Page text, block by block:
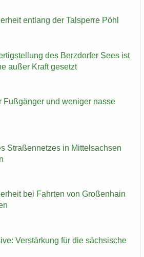
ent­lang der Tal­sper­re Pöhl
des Berz­dor­fer Sees ist
außer Kraft ge­setzt
Fuß­gän­ger und we­ni­ger nasse
Stra­ßen­net­zes in Mit­tel­sach­sen
bei Fahr­ten von Gro­ßen­hain
Ver­stär­kung für die säch­si­sche